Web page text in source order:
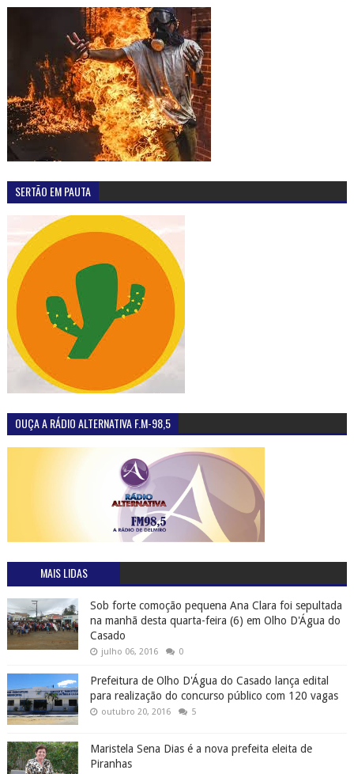
SERTÃO EM PAUTA
OUÇA A RÁDIO ALTERNATIVA F.M-98,5
MAIS LIDAS
Sob forte comoção pequena Ana Clara foi sepultada
na manhã desta quarta-feira (6) em Olho D'Água do
Casado
julho 06, 2016 0
Prefeitura de Olho D'Água do Casado lança edital
para realização do concurso público com 120 vagas
outubro 20, 2016 5
Maristela Sena Dias é a nova prefeita eleita de
Piranhas